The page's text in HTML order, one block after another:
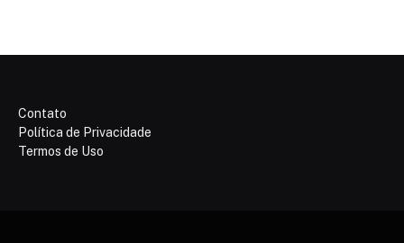
Contato
Política de Privacidade
Termos de Uso